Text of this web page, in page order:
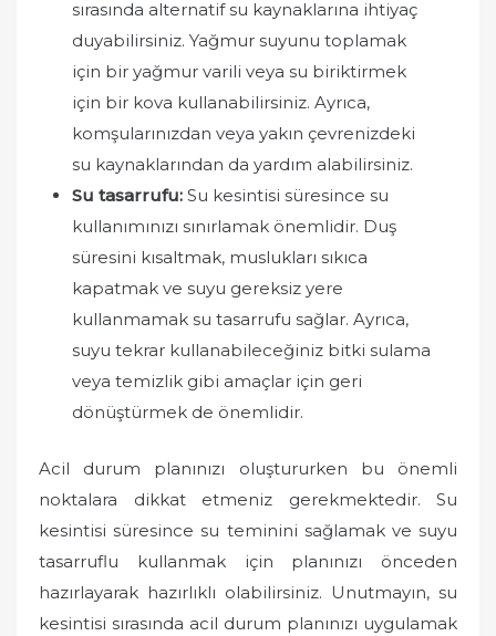
sırasında alternatif su kaynaklarına ihtiyaç
duyabilirsiniz. Yağmur suyunu toplamak
için bir yağmur varili veya su biriktirmek
için bir kova kullanabilirsiniz. Ayrıca,
komşularınızdan veya yakın çevrenizdeki
su kaynaklarından da yardım alabilirsiniz.
Su tasarrufu: Su kesintisi süresince su
kullanımınızı sınırlamak önemlidir. Duş
süresini kısaltmak, muslukları sıkıca
kapatmak ve suyu gereksiz yere
kullanmamak su tasarrufu sağlar. Ayrıca,
suyu tekrar kullanabileceğiniz bitki sulama
veya temizlik gibi amaçlar için geri
dönüştürmek de önemlidir.
Acil durum planınızı oluştururken bu önemli
noktalara dikkat etmeniz gerekmektedir. Su
kesintisi süresince su teminini sağlamak ve suyu
tasarruflu kullanmak için planınızı önceden
hazırlayarak hazırlıklı olabilirsiniz. Unutmayın, su
kesintisi sırasında acil durum planınızı uygulamak